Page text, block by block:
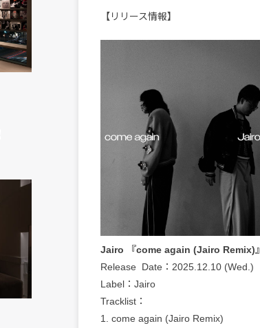
【リリース情報】
Jairo 『come again (Jairo Remix)』
Release Date：2025.12.10 (Wed.)
Label：Jairo
Tracklist：
1. come again (Jairo Remix)